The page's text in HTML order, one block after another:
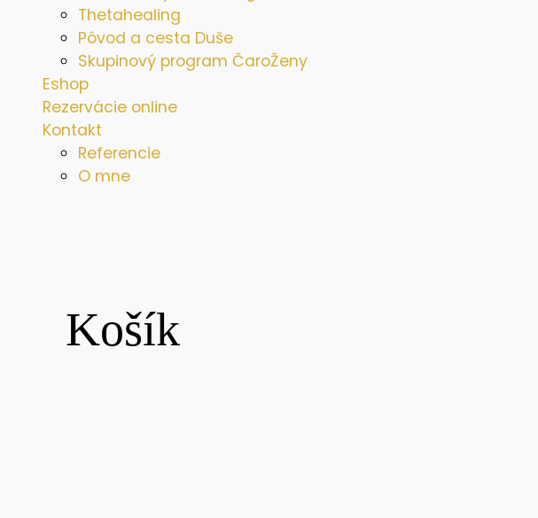
Thetahealing
Pôvod a cesta Duše
Skupinový program ČaroŽeny
Eshop
Rezervácie online
Kontakt
Referencie
O mne
Košík